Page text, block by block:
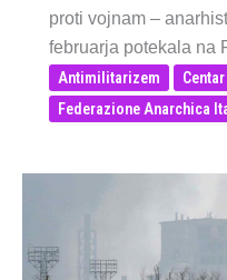
proti vojnam –
februarja potekala na
Antimilitarizem
Federazione Anarchica